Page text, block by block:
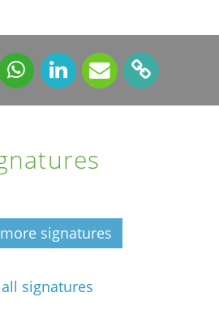
signatures
signatures